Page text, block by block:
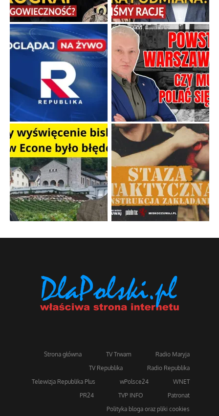
Strona główna TV Trwam
Radio Maryja
TV Republika
Radio Republika
Telewizja Republika Plus
wPolsce24
WNET
PR24
TVP INFO
Patronat
Polityka bloga oraz pliki cookies